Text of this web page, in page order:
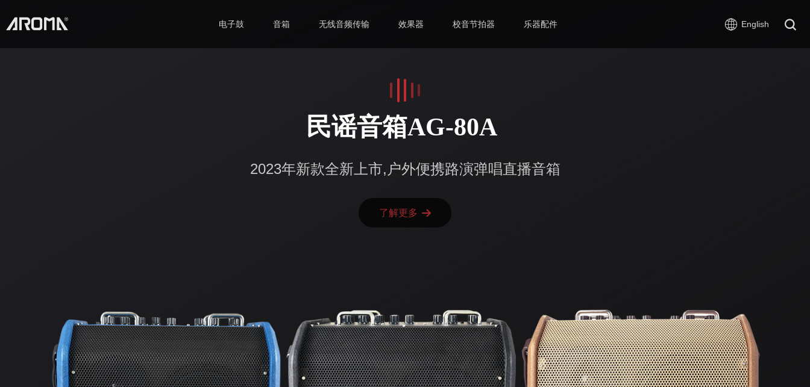
电子鼓 音箱 无线音频传输 效果器 校音节拍器 乐器配件 English
民谣音箱AG-80A
2023年新款全新上市,户外便携路演弹唱直播音箱
了解更多